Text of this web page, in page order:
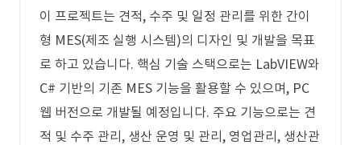
이 프로젝트는 견적, 수주 및 일정 관리를 위한 간이
형 MES(제조 실행 시스템)의 디자인 및 개발을 목표
로 하고 있습니다. 핵심 기술 스택으로는 LabVIEW와
C# 기반의 기존 MES 기능을 활용할 수 있으며, PC
웹 버전으로 개발될 예정입니다. 주요 기능으로는 견
적 및 수주 관리, 생산 운영 및 관리, 영업관리, 생산관